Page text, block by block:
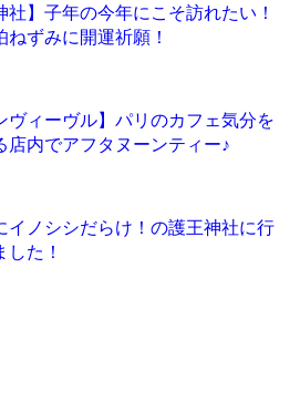
社】子年の今年にこそ訪れたい！
ねずみに開運祈願！
ヴィーヴル】パリのカフェ気分を
店内でアフタヌーンティー♪
イノシシだらけ！の護王神社に行
した！